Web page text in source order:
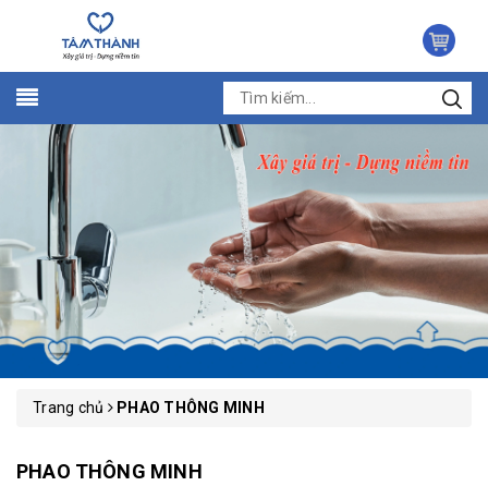
Trang chủ PHAO THÔNG MINH
PHAO THÔNG MINH